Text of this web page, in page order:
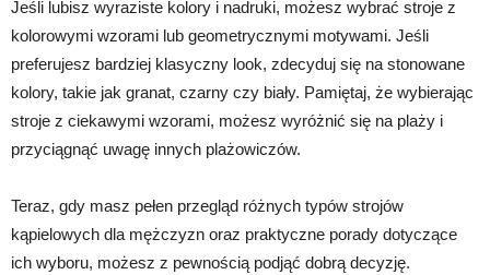
Jeśli lubisz wyraziste kolory i nadruki, możesz wybrać stroje z
kolorowymi wzorami lub geometrycznymi motywami. Jeśli
preferujesz bardziej klasyczny look, zdecyduj się na stonowane
kolory, takie jak granat, czarny czy biały. Pamiętaj, że wybierając
stroje z ciekawymi wzorami, możesz wyróżnić się na plaży i
przyciągnąć uwagę innych plażowiczów.
Teraz, gdy masz pełen przegląd różnych typów strojów
kąpielowych dla mężczyzn oraz praktyczne porady dotyczące
ich wyboru, możesz z pewnością podjąć dobrą decyzję.